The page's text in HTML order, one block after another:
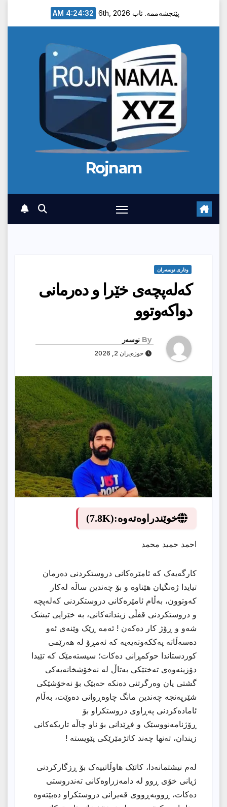
پێنجشەممە. ئاب 6th, 2026 4:24:33 AM
Rojnam
وتارى نوسەران
کەلەپچەی خێرا و دەرمانی
دواکەوتوو
By نوسەر
حوزەیران 2, 2026
خوێندراوەتەوە:(7.8K)
احمد حميد محمد
کارگەیەک کە ئامێرەکانی دروستکردنی دەرمان
تیایدا ژەنگیان هێناوە و بۆ چەندین ساڵە لەکار
کەوتوون، بەڵام ئامێرەکانی دروستکردنی کەلەپچە
و دروستکردنی قفڵی زیندانەکانی، بە خێرایی تیشک
شەو و ڕۆژ کار دەکەن ! ئەمە ڕێک وێنەی ئەو
دەسەڵاتە پەککەوتەیەیە کە ئەمڕۆ لە هەرێمی
کوردستاندا حوکمڕانی دەکات؛ سیستەمێک کە تێیدا
دۆزینەوەی تەختێکی بەتاڵ لە نەخۆشخانەیەکی
گشتی یان وەرگرتنی دەنکە حەبێک بۆ نەخۆشێکی
شێرپەنجە چەندین مانگ چاوەڕوانی دەوێت، بەڵام
ئامادەکردنی پەڕاوی دروستکراو بۆ
ڕۆژنامەنووسێک و فڕێدانی بۆ ناو چاڵە تاریکەکانی
زیندان، تەنها چەند کاتژمێرێکی پێویستە !
لەم نیشتمانەدا، کاتێک هاوڵاتییەک بۆ ڕزگارکردنی
ژیانی خۆی ڕوو لە دامەزراوەکانی تەندروستی
دەکات، ڕووبەڕووی قەیرانی دروستکراو دەبێتەوە